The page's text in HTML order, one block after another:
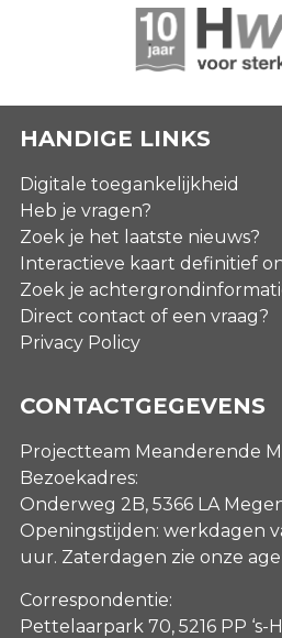
HANDIGE LINKS
Digitale toegankelijkheid
Heb je vragen?
Zoek je het laatste nieuws?
Interactieve kaart definitief
Zoek je
Direct contact of een vraag?
Privacy Policy
CONTACTGEGEVENS
Projectteam Meanderende
Bezoekadres:
Onderweg 2B, 5366 LA
Openingstijden: werkdagen
uur. Zaterdagen zie onze
Correspondentie:
Pettelaarpark 70, 5216 PP